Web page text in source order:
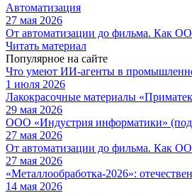
Автоматизация
27 мая 2026
От автоматизации до фильма. Как
Читать материал
Популярное на сайте
Что умеют ИИ-агенты в
1 июля 2026
Лакокрасочные материалы
29 мая 2026
ООО «Индустрия информатики»
27 мая 2026
От автоматизации до фильма. Как
27 мая 2026
«Металлообработка-2026»:
14 мая 2026